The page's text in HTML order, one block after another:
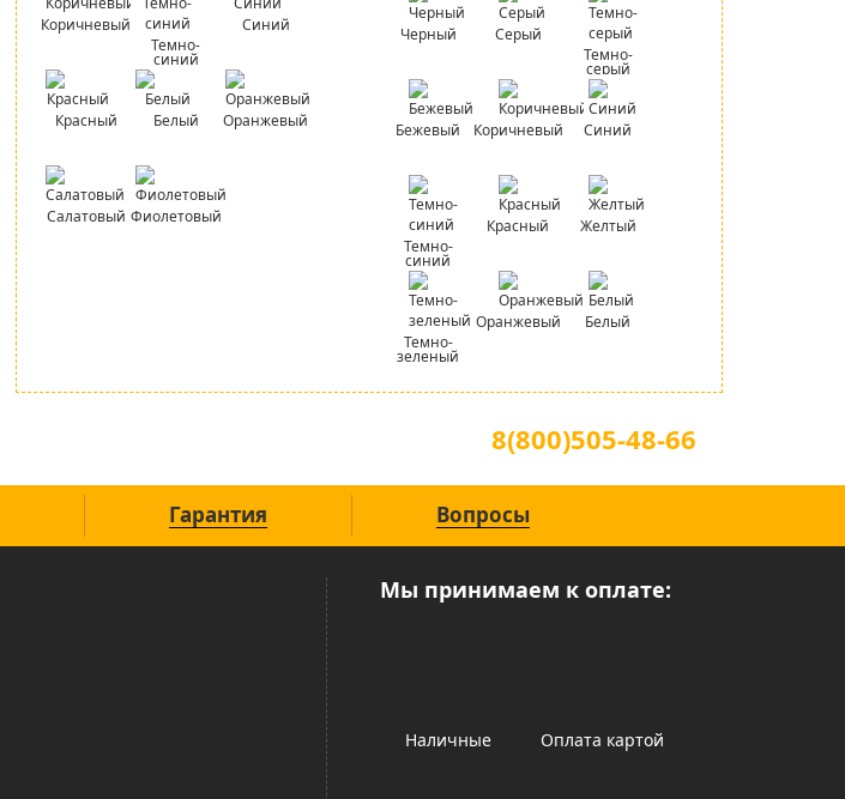
Коричневый
Темно-
синий
Синий
Красный Белый Оранжевый
Салатовый Фиолетовый
Черный
Серый
Темно-
серый
Бежевый Коричневый Синий
Темно-
синий
Красный Желтый
Темно-
зеленый
Оранжевый Белый
8(800)505-48-66
Гарантия Вопросы
Мы принимаем к оплате:
Наличные Оплата картой